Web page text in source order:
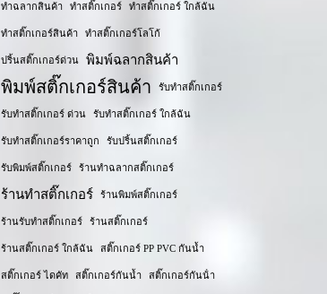
ทำฉลากสินค้า ทำสติ๊กเกอร์ ทำสติ๊กเกอร์ ใกล้ฉัน
ทำสติ๊กเกอร์สินค้า ทำสติ๊กเกอร์โลโก้
ปริ้นสติ๊กเกอร์ด่วน พิมพ์ฉลากสินค้า
พิมพ์สติ๊กเกอร์สินค้า รับทำสติ๊กเกอร์
รับทำสติ๊กเกอร์ ด่วน รับทำสติ๊กเกอร์ ใกล้ฉัน
รับทำสติ๊กเกอร์ราคาถูก รับปริ้นสติ๊กเกอร์
รับพิมพ์สติ๊กเกอร์ ร้านทำฉลากสติ๊กเกอร์
ร้านทำสติ๊กเกอร์ ร้านพิมพ์สติ๊กเกอร์
ร้านรับทำสติ๊กเกอร์ ร้านสติ๊กเกอร์
ร้านสติ๊กเกอร์ ใกล้ฉัน สติ๊กเกอร์ PP PVC กันน้ำ
สติ๊กเกอร์ ไดคัท สติ๊กเกอร์กันน้ำ สติ๊กเกอร์กันน้ํา